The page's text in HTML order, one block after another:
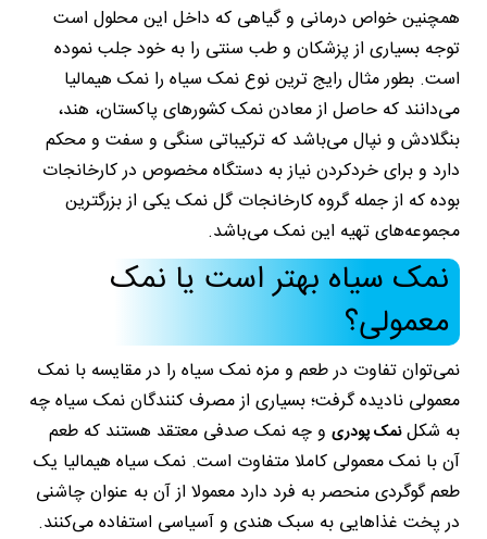
همچنین خواص درمانی و گیاهی که داخل این محلول است
توجه بسیاری از پزشکان و طب سنتی را به خود جلب نموده
است. بطور مثال رایج ترین نوع نمک سیاه را نمک هیمالیا
می‌دانند که حاصل از معادن نمک کشورهای پاکستان، هند،
بنگلادش و نپال می‌باشد که ترکیباتی سنگی و سفت و محکم
دارد و برای خردکردن نیاز به دستگاه مخصوص در کارخانجات
بوده که از جمله گروه کارخانجات گل نمک یکی از بزرگترین
مجموعه‌های تهیه این نمک می‌باشد.
نمک سیاه بهتر است یا نمک
معمولی؟
نمی‌توان تفاوت در طعم و مزه نمک سیاه را در مقایسه با نمک
معمولی نادیده گرفت؛ بسیاری از مصرف کنندگان نمک سیاه چه
به شکلنمک پودری و چه نمک صدفی معتقد هستند که طعم
آن با نمک معمولی کاملا متفاوت است. نمک سیاه هیمالیا یک
طعم گوگردی منحصر به فرد دارد معمولا از آن به عنوان چاشنی
در پخت غذاهایی به سبک هندی و آسیاسی استفاده می‌کنند.